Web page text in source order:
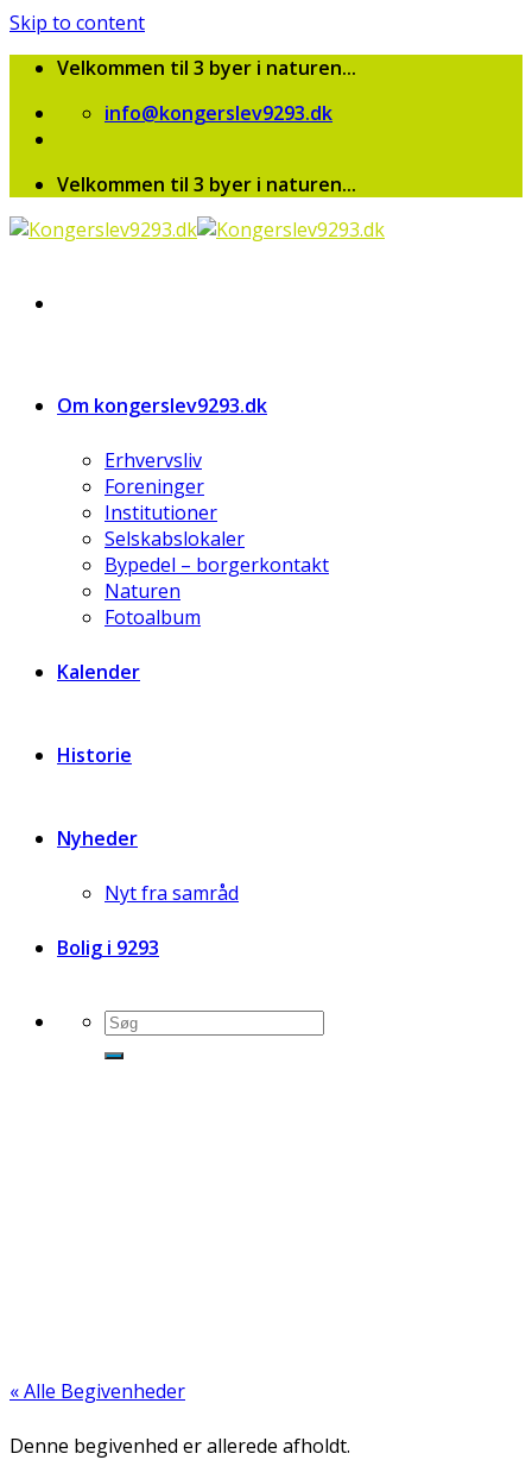
Skip to content
Velkommen til 3 byer i naturen...
info@kongerslev9293.dk
Velkommen til 3 byer i naturen...
Om kongerslev9293.dk
Erhvervsliv
Foreninger
Institutioner
Selskabslokaler
Bypedel – borgerkontakt
Naturen
Fotoalbum
Kalender
Historie
Nyheder
Nyt fra samråd
Bolig i 9293
« Alle Begivenheder
Denne begivenhed er allerede afholdt.